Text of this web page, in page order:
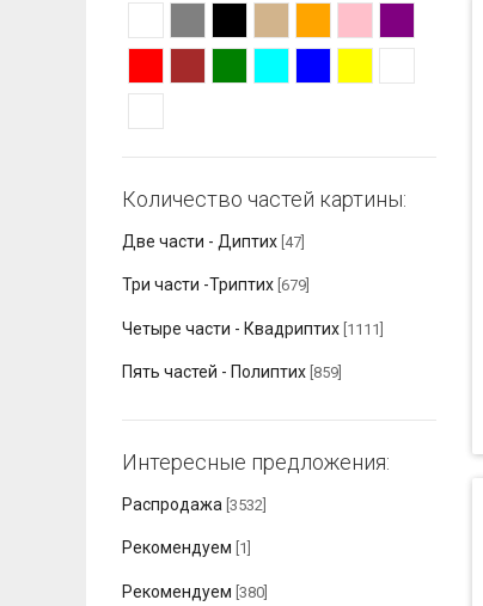
Количество частей картины:
Две части - Диптих [47]
Три части -Триптих [679]
Четыре части - Квадриптих [1111]
Пять частей - Полиптих [859]
Интересные предложения:
Распродажа [3532]
Рекомендуем [1]
Рекомендуем [380]